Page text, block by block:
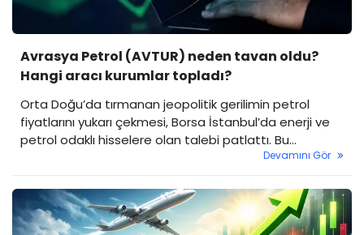
Avrasya Petrol (AVTUR) neden tavan oldu?
Hangi aracı kurumlar topladı?
Orta Doğu’da tırmanan jeopolitik gerilimin petrol
fiyatlarını yukarı çekmesi, Borsa İstanbul’da enerji ve
petrol odaklı hisselere olan talebi patlattı. Bu
hareketlilikten en çok etkilenen Avrasya Petrol ve
Turistik Tesisler (AVTUR) payları, haftaya %10
yükselişle tavan fiyattan giriş yaptı.
Devamını Gör